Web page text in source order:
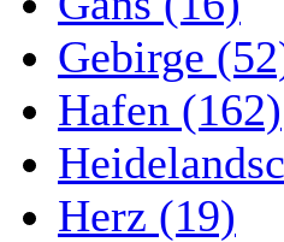
Gebirge
Hafen (162)
Herz (19)